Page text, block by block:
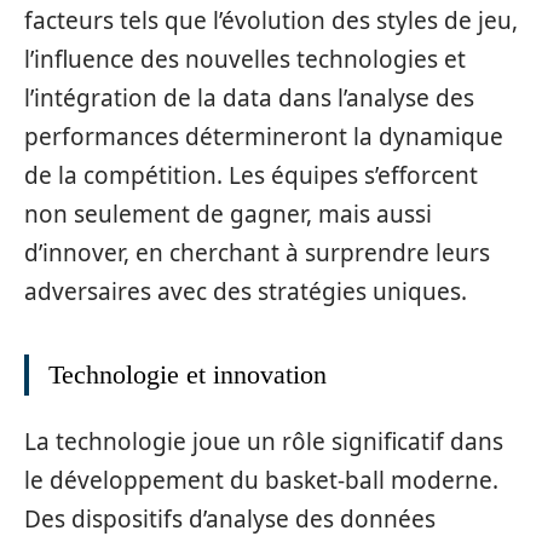
facteurs tels que l’évolution des styles de jeu,
l’influence des nouvelles technologies et
l’intégration de la data dans l’analyse des
performances détermineront la dynamique
de la compétition. Les équipes s’efforcent
non seulement de gagner, mais aussi
d’innover, en cherchant à surprendre leurs
adversaires avec des stratégies uniques.
Technologie et innovation
La technologie joue un rôle significatif dans
le développement du basket-ball moderne.
Des dispositifs d’analyse des données